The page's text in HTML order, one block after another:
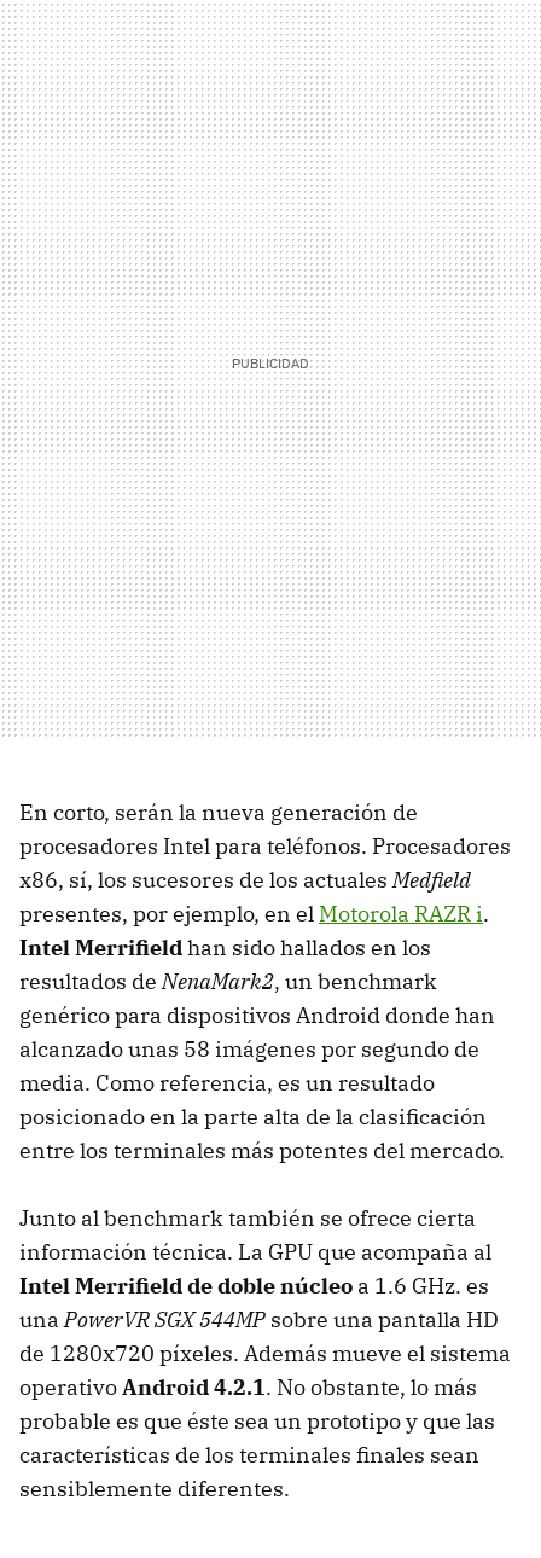
En corto, serán la nueva generación de
procesadores Intel para teléfonos. Procesadores
x86, sí, los sucesores de los actualesMedfield
presentes, por ejemplo, en el Motorola RAZR i.
Intel Merrifieldhan sido hallados en los
resultados deNenaMark2, un benchmark
genérico para dispositivos Android donde han
alcanzado unas 58 imágenes por segundo de
media. Como referencia, es un resultado
posicionado en la parte alta de la clasificación
entre los terminales más potentes del mercado.
Junto al benchmark también se ofrece cierta
información técnica. La GPU que acompaña al
Intel Merrifield de doble núcleo a 1.6 GHz. es
unaPowerVR SGX 544MP sobre una pantalla HD
de 1280x720 píxeles. Además mueve el sistema
operativoAndroid 4.2.1. No obstante, lo más
probable es que éste sea un prototipo y que las
características de los terminales finales sean
sensiblemente diferentes.